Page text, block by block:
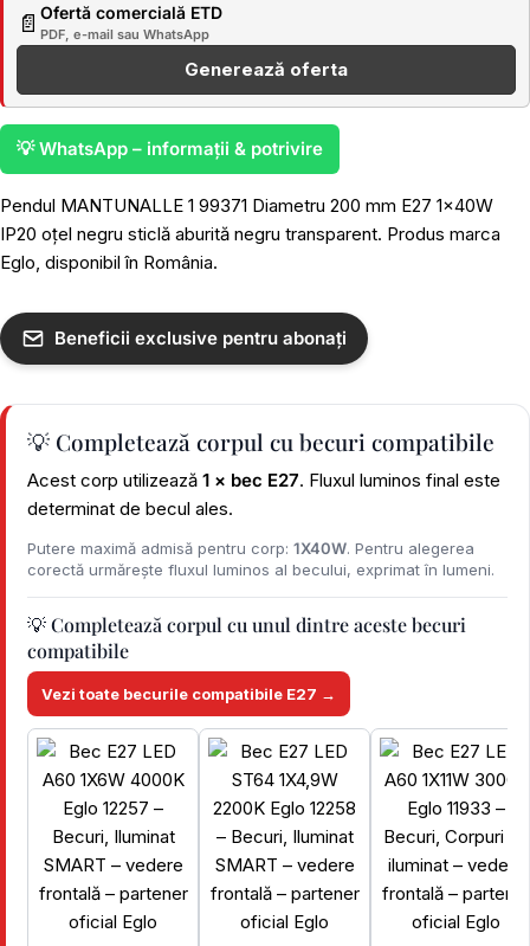
📄 Ofertă comercială ETD
PDF, e-mail sau WhatsApp
Generează oferta
💡 WhatsApp – informații & potrivire
Pendul MANTUNALLE 1 99371 Diametru 200 mm E27 1x40W
IP20 oțel negru sticlă aburită negru transparent. Produs marca
Eglo, disponibil în România.
Beneficii exclusive pentru abonați
💡 Completează corpul cu becuri compatibile
Acest corp utilizează 1 × bec E27. Fluxul luminos final este
determinat de becul ales.
Putere maximă admisă pentru corp: 1X40W. Pentru alegerea
corectă urmărește fluxul luminos al becului, exprimat în lumeni.
💡 Completează corpul cu unul dintre aceste becuri
compatibile
Vezi toate becurile compatibile E27 →